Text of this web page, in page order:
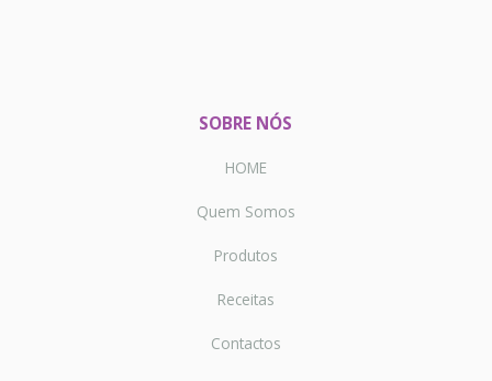
SOBRE NÓS
HOME
Quem Somos
Produtos
Receitas
Contactos